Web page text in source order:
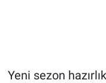
Yeni sezon